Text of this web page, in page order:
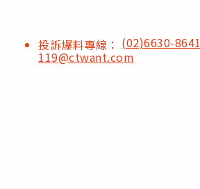
投訴爆料專線： (02)6630-8641
119@ctwant.com